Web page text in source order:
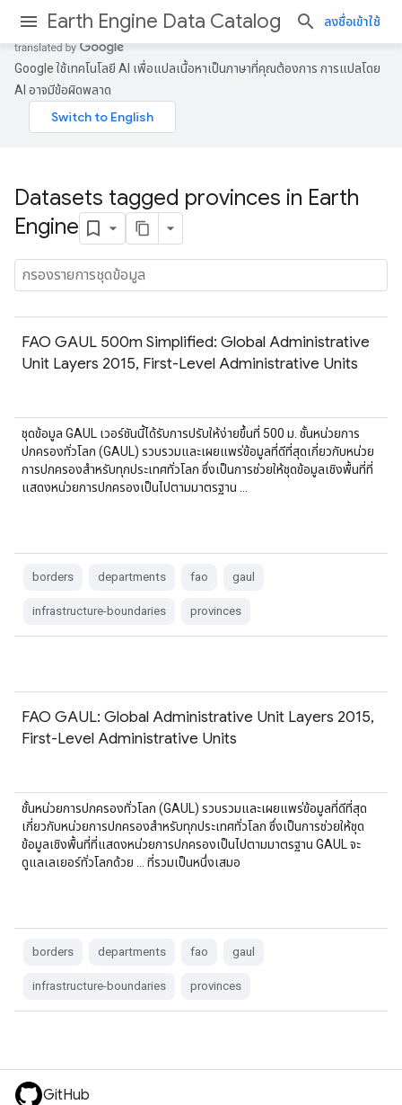
Earth Engine Data Catalog ลงชื่อเข้าใช้
Google ใช้เทคโนโลยี AI เพื่อแปลเนื้อหาเป็นภาษาที่คุณต้องการ การแปลโดย
AI อาจมีข้อผิดพลาด
Datasets tagged provinces in Earth
Engine
FAO GAUL 500m Simplified: Global Administrative
Unit Layers 2015, First-Level Administrative Units
ชุดข้อมูล GAUL เวอร์ชันนี้ได้รับการปรับให้ง่ายขึ้นที่ 500 ม. ชั้นหน่วยการ
ปกครองทั่วโลก (GAUL) รวบรวมและเผยแพร่ข้อมูลที่ดีที่สุดเกี่ยวกับหน่วย
การปกครองสำหรับทุกประเทศทั่วโลก ซึ่งเป็นการช่วยให้ชุดข้อมูลเชิงพื้นที่ที่
แสดงหน่วยการปกครองเป็นไปตามมาตรฐาน …
borders departments fao gaul
infrastructure-boundaries provinces
FAO GAUL: Global Administrative Unit Layers 2015,
First-Level Administrative Units
ชั้นหน่วยการปกครองทั่วโลก (GAUL) รวบรวมและเผยแพร่ข้อมูลที่ดีที่สุด
เกี่ยวกับหน่วยการปกครองสำหรับทุกประเทศทั่วโลก ซึ่งเป็นการช่วยให้ชุด
ข้อมูลเชิงพื้นที่ที่แสดงหน่วยการปกครองเป็นไปตามมาตรฐาน GAUL จะ
ดูแลเลเยอร์ทั่วโลกด้วย … ที่รวมเป็นหนึ่งเสมอ
borders departments fao gaul
infrastructure-boundaries provinces
GitHub